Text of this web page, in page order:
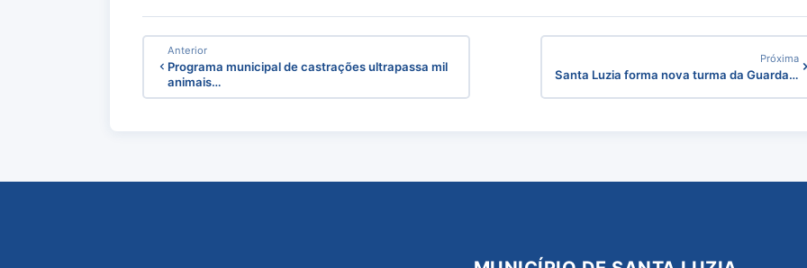
Anterior
Programa municipal de castrações ultrapassa mil
animais…
Próxima
Santa Luzia forma nova turma da Guarda…